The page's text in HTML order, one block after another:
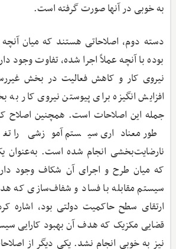
به خوبی در آنها صورت گرفته است.
بوده با آنچه عملاً اجرا شده، تفاوت وجود
نیروی کار و کاهش فعالیت در بخش
افزایش انگیزه برای پیوستن نیروی کار
جمله این اصلاحات است. همچنین اصلاح
طور معناداری سیستم آموزشی را
نارضایت‌بخشی انجام شده است. به‌عنوان
که میان طرح و اجرای آن شکاف وجود
سیستم مقابله با فساد و شفاف‌سازی که
ارتقای سطح حاکمیت دولتی بود، اشاره
قضایی مکزیک که هدف آن بهبود کارایی
نیز به خوبی انجام نشد. یکی دیگر از